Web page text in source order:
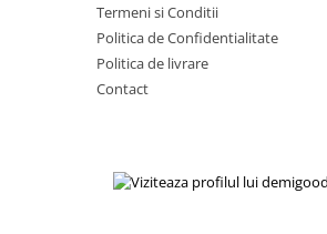
Articole Sanatate si Wellness
Consumabile sanitare
Cosmetice si produse ingrijire
Camera copilului
Termeni si Conditii
Politica de Confidentialitate
Politica de livrare
Contact